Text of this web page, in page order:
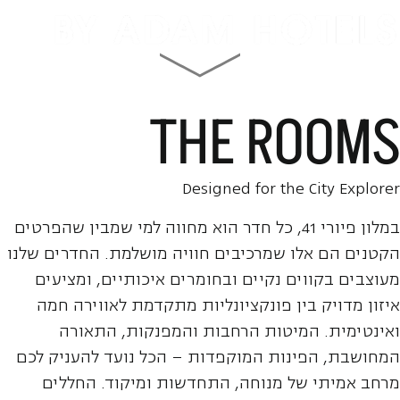
THE ROOMS
Designed for the City Explorer
במלון פיורי 41, כל חדר הוא מחווה למי שמבין שהפרטים
הקטנים הם אלו שמרכיבים חוויה מושלמת. החדרים שלנו
מעוצבים בקווים נקיים ובחומרים איכותיים, ומציעים
איזון מדויק בין פונקציונליות מתקדמת לאווירה חמה
ואינטימית. המיטות הרחבות והמפנקות, התאורה
המחושבת, הפינות המוקפדות – הכל נועד להעניק לכם
מרחב אמיתי של מנוחה, התחדשות ומיקוד. החללים